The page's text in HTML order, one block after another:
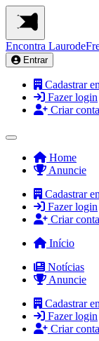
Encontra
Entrar
Cadastrar
Fazer login
Criar conta
Home
Anuncie
Cadastrar
Fazer login
Criar conta
Início
Notícias
Anuncie
Cadastrar
Fazer login
Criar conta